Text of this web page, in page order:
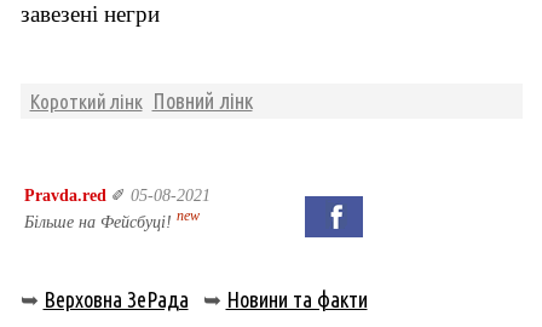
завезені негри
Короткий лінк Повний лінк
Pravda.red ✐ 05-08-2021
Більше на Фейсбуці! new
➥ Верховна ЗеРада ➥ Новини та факти